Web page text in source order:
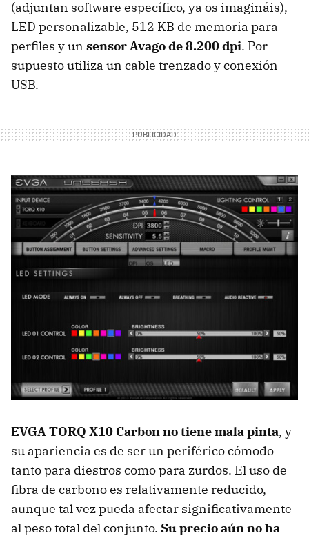
(adjuntan software específico, ya os imagináis),
LED personalizable, 512 KB de memoria para
perfiles y un sensor Avago de 8.200 dpi. Por
supuesto utiliza un cable trenzado y conexión
USB.
EVGA TORQ X10 Carbon no tiene mala pinta, y
su apariencia es de ser un periférico cómodo
tanto para diestros como para zurdos. El uso de
fibra de carbono es relativamente reducido,
aunque tal vez pueda afectar significativamente
al peso total del conjunto. Su precio aún no ha